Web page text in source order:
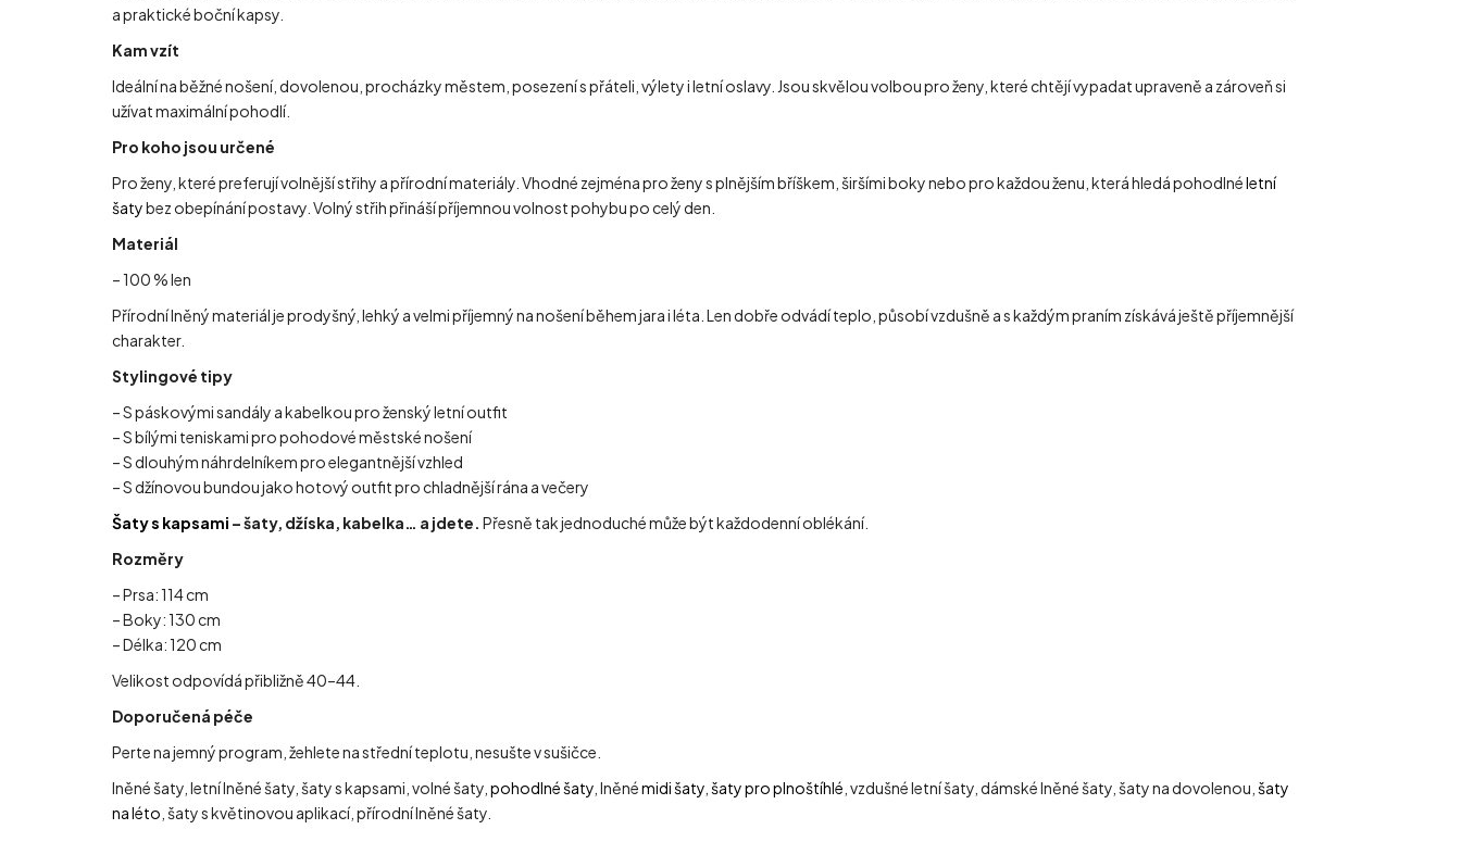
a praktické boční kapsy.
Kam vzít
Ideální na běžné nošení, dovolenou, procházky městem, posezení s přáteli, výlety i letní oslavy. Jsou skvělou volbou pro ženy, které chtějí vypadat upraveně a zároveň si
užívat maximální pohodlí.
Pro koho jsou určené
Pro ženy, které preferují volnější střihy a přírodní materiály. Vhodné zejména pro ženy s plnějším bříškem, širšími boky nebo pro každou ženu, která hledá pohodlnéletní
šatybez obepínání postavy. Volný střih přináší příjemnou volnost pohybu po celý den.
Materiál
– 100 % len
Přírodní lněný materiál je prodyšný, lehký a velmi příjemný na nošení během jara i léta. Len dobře odvádí teplo, působí vzdušně a s každým praním získává ještě příjemnější
charakter.
Stylingové tipy
– S páskovými sandály a kabelkou pro ženský letní outfit
– S bílými teniskami pro pohodové městské nošení
– S dlouhým náhrdelníkem pro elegantnější vzhled
– S džínovou bundou jako hotový outfit pro chladnější rána a večery
Šaty s kapsami – šaty, džíska, kabelka… a jdete. Přesně tak jednoduché může být každodenní oblékání.
Rozměry
– Prsa: 114 cm
– Boky: 130 cm
– Délka: 120 cm
Velikost odpovídá přibližně 40–44.
Doporučená péče
Perte na jemný program, žehlete na střední teplotu, nesušte v sušičce.
lněné šaty, letní lněné šaty, šaty s kapsami, volné šaty, pohodlné šaty , lněnémidi šaty šaty pro plnoštíhlé , vzdušné letní šaty, dámské lněné šaty, šaty na dovolenou, šaty
na léto , šaty s květinovou aplikací, přírodní lněné šaty.